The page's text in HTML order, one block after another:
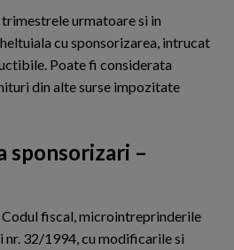
urmatoare si in
cu sponsorizarea, intrucat
Poate fi considerata
din alte surse impozitate
sponsorizari –
fiscal, microintreprinderile
32/1994, cu modificarile si